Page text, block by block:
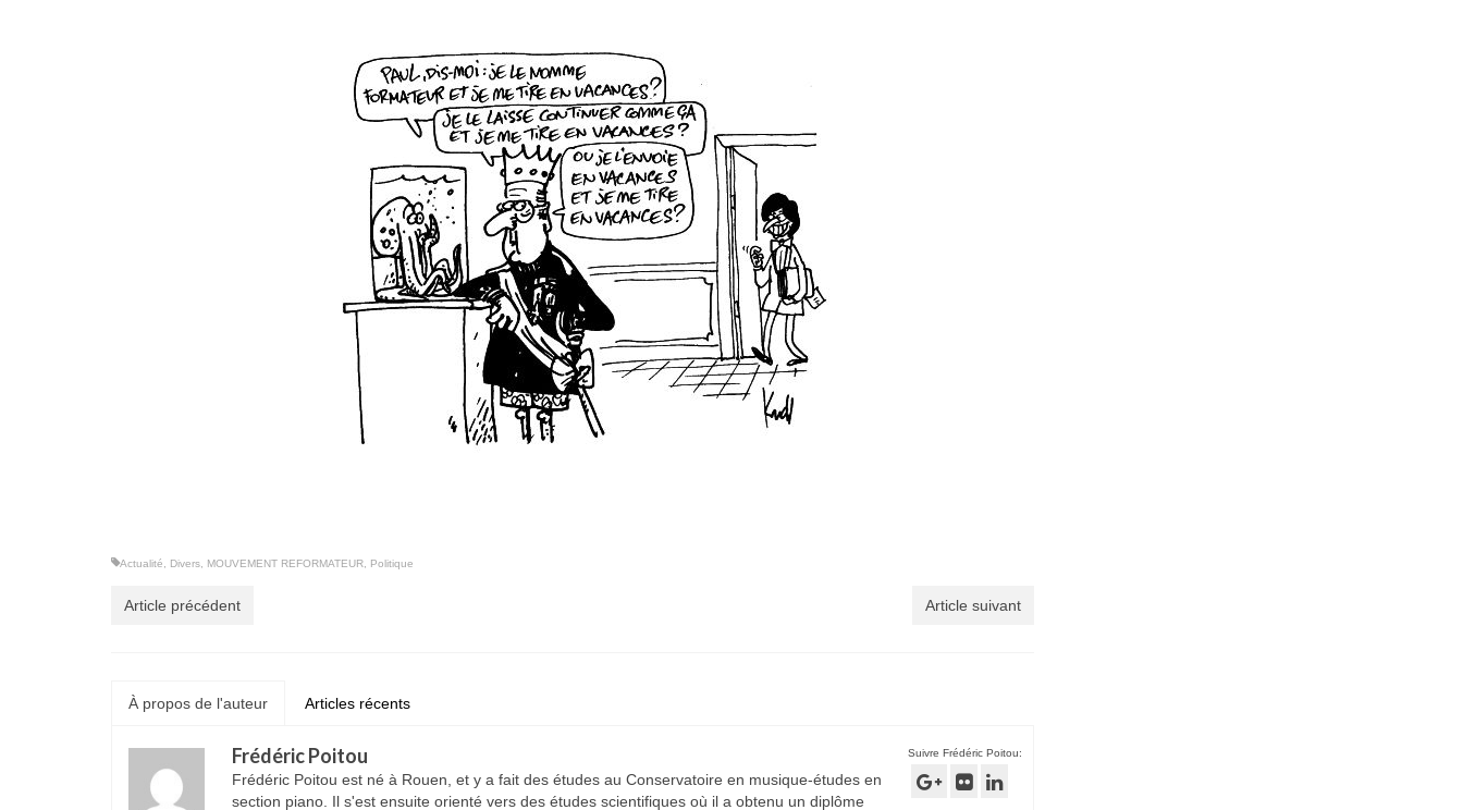
Actualité Divers MOUVEMENT REFORMATEUR Politique
Article précédent Article suivant
À propos de l'auteur Articles récents
Suivre Frédéric Poitou:
Frédéric Poitou
Frédéric Poitou est né à Rouen, et y a fait des études au Conservatoire en musique-études en
section piano. Il s'est ensuite orienté vers des études scientifiques où il a obtenu un diplôme